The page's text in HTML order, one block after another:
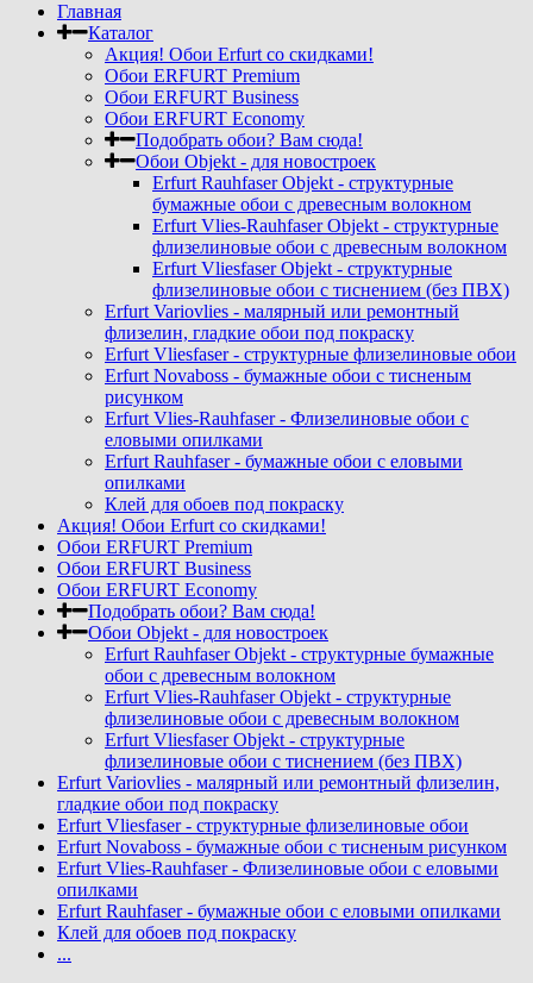
Главная
Каталог
Акция! Обои Erfurt со скидками!
Обои ERFURT Premium
Обои ERFURT Business
Обои ERFURT Economy
Подобрать обои? Вам сюда!
Обои Objekt - для новостроек
Erfurt Rauhfaser Objekt - cтруктурные
бумажные обои с древесным волокном
Erfurt Vlies-Rauhfaser Objekt - структурные
флизелиновые обои с древесным волокном
Erfurt Vliesfaser Objekt - структурные
флизелиновые обои с тиснением (без ПВХ)
Erfurt Variovlies - малярный или ремонтный
флизелин, гладкие обои под покраску
Erfurt Vliesfaser - структурные флизелиновые обои
Erfurt Novaboss - бумажные обои с тисненым
рисунком
Erfurt Vlies-Rauhfaser - Флизелиновые обои с
еловыми опилками
Erfurt Rauhfaser - бумажные обои с еловыми
опилками
Клей для обоев под покраску
Акция! Обои Erfurt со скидками!
Обои ERFURT Premium
Обои ERFURT Business
Обои ERFURT Economy
Подобрать обои? Вам сюда!
Обои Objekt - для новостроек
Erfurt Rauhfaser Objekt - cтруктурные бумажные
обои с древесным волокном
Erfurt Vlies-Rauhfaser Objekt - структурные
флизелиновые обои с древесным волокном
Erfurt Vliesfaser Objekt - структурные
флизелиновые обои с тиснением (без ПВХ)
Erfurt Variovlies - малярный или ремонтный флизелин,
гладкие обои под покраску
Erfurt Vliesfaser - структурные флизелиновые обои
Erfurt Novaboss - бумажные обои с тисненым рисунком
Erfurt Vlies-Rauhfaser - Флизелиновые обои с еловыми
опилками
Erfurt Rauhfaser - бумажные обои с еловыми опилками
Клей для обоев под покраску
...